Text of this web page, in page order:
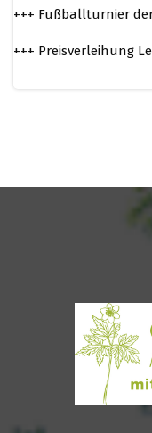
+++ Fußballturnier
+++ Preisverleihung